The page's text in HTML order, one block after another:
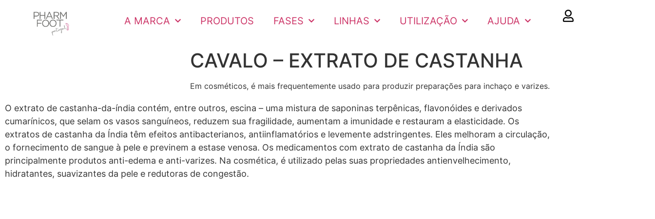
A MARCA PRODUTOS FASES LINHAS UTILIZAÇÃO AJUDA
CAVALO – EXTRATO DE CASTANHA
Em cosméticos, é mais frequentemente usado para produzir preparações para inchaço e varizes.
O extrato de castanha-da-índia contém, entre outros, escina – uma mistura de saponinas terpênicas, flavonóides e derivados
cumarínicos, que selam os vasos sanguíneos, reduzem sua fragilidade, aumentam a imunidade e restauram a elasticidade. Os
extratos de castanha da Índia têm efeitos antibacterianos, antiinflamatórios e levemente adstringentes. Eles melhoram a circulação,
o fornecimento de sangue à pele e previnem a estase venosa. Os medicamentos com extrato de castanha da Índia são
principalmente produtos anti-edema e anti-varizes. Na cosmética, é utilizado pelas suas propriedades antienvelhecimento,
hidratantes, suavizantes da pele e redutoras de congestão.